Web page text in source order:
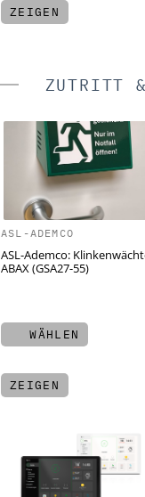
ZEIGEN
ZUTRITT
ASL-ADEMCO
ASL-Ademco:
ABAX (GSA27-55)
WÄHLEN
ZEIGEN